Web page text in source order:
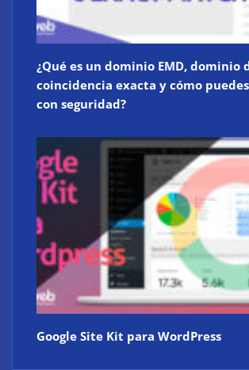
¿Qué es un dominio EMD, dominio
coincidencia exacta y cómo
con seguridad?
Google Site Kit para WordPress